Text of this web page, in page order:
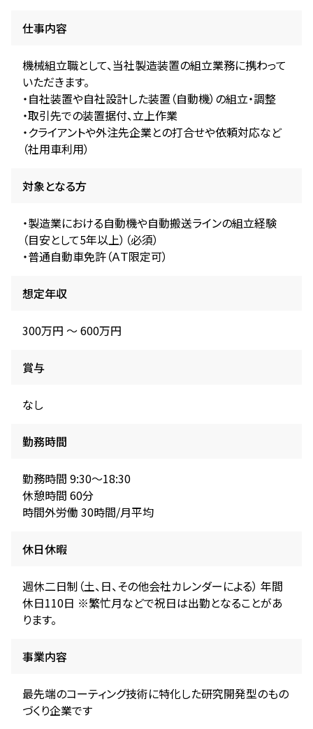
仕事内容
機械組立職として、当社製造装置の組立業務に携わって
いただきます。
・自社装置や自社設計した装置（自動機）の組立・調整
・取引先での装置据付、立上作業
・クライアントや外注先企業との打合せや依頼対応など
（社用車利用）
対象となる方
・製造業における自動機や自動搬送ラインの組立経験
（目安として5年以上）（必須）
・普通自動車免許（ＡＴ限定可）
想定年収
300万円 〜 600万円
賞与
なし
勤務時間
勤務時間 9:30～18:30
休憩時間 60分
時間外労働 30時間/月平均
休日休暇
週休二日制（土、日、その他会社カレンダーによる） 年間
休日110日 ※繁忙月などで祝日は出勤となることがあ
ります。
事業内容
最先端のコーティング技術に特化した研究開発型のもの
づくり企業です